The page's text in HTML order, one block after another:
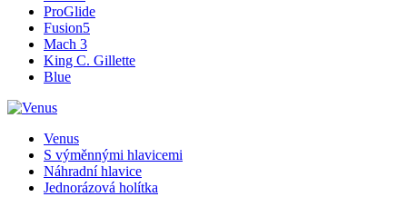
ProGlide
Fusion5
Mach 3
King C. Gillette
Blue
Venus
S výměnnými hlavicemi
Náhradní hlavice
Jednorázová holítka